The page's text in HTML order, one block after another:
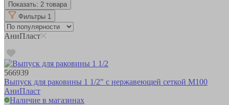
Показать: 2 товара
Фильтры 1
АниПласт
566939
Выпуск для раковины 1 1/2" с нержавеющей сеткой M100
АниПласт
Наличие в магазинах